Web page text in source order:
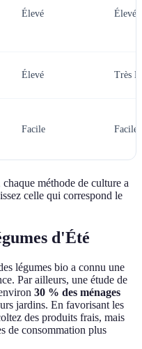
Élevé Élevé
Élevé Très
Facile Facile
méthode de culture a
celle qui correspond le
d'Été
légumes bio a connu une
Par ailleurs, une étude de
30 % des ménages
jardins. En favorisant les
des produits frais, mais
de consommation plus